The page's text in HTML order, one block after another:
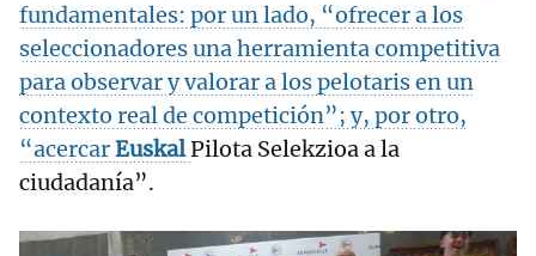
fundamentales: por un lado, “ofrecer a los
seleccionadores una herramienta competitiva
para observar y valorar a los pelotaris en un
contexto real de competición”; y, por otro,
“acercarEuskalPilota Selekzioa a la
ciudadanía”.